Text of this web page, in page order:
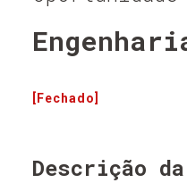
[Fechado]
Descrição